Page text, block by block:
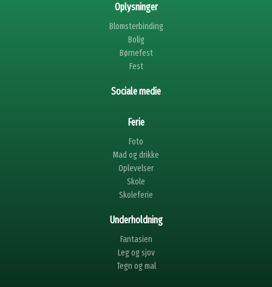
Oplysninger
Blomsterbinding
Bolig
Børnefest
Fest
Sociale medie
Ferie
Foto
Mad og drikke
Oplevelser
Skole
Skoleferie
Underholdning
Fantasien
Leg og sjov
Tegn og mal